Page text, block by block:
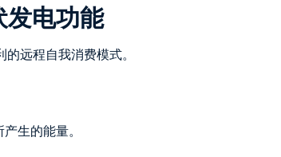
电功能
远程自我消费模式。
生的能量。